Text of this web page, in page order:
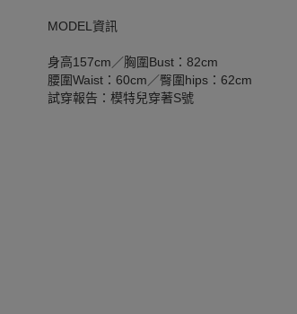
MODEL資訊
身高157cm／胸圍Bust：82cm
腰圍Waist：60cm／臀圍hips：62cm
試穿報告：模特兒穿著S號